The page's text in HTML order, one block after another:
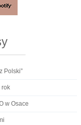
Polski”
rok
w Osace